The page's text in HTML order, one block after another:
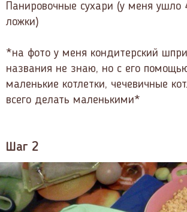
Панировочные сухари (у меня ушло
ложки)
*на фото у меня кондитерский
названия не знаю, но с его
маленькие котлетки, чечевичные
всего делать маленькими*
Шаг 2